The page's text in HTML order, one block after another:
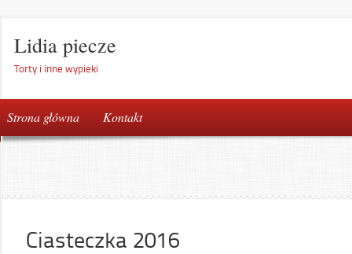
Lidia piecze
Torty i inne wypieki
Strona główna Kontakt
Ciasteczka 2016